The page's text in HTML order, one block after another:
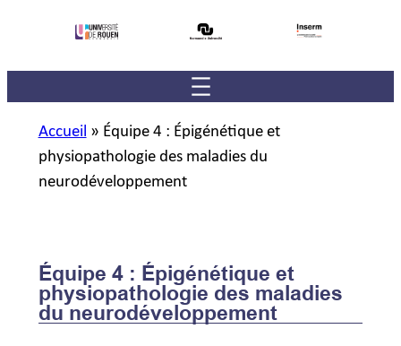
Accueil » Équipe 4 : Épigénétique et
physiopathologie des maladies du
neurodéveloppement
Équipe 4 : Épigénétique et
physiopathologie des maladies
du neurodéveloppement